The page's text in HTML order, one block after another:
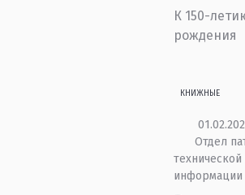
К 150-
рождения
КНИЖНЫЕ
Отдел
информации